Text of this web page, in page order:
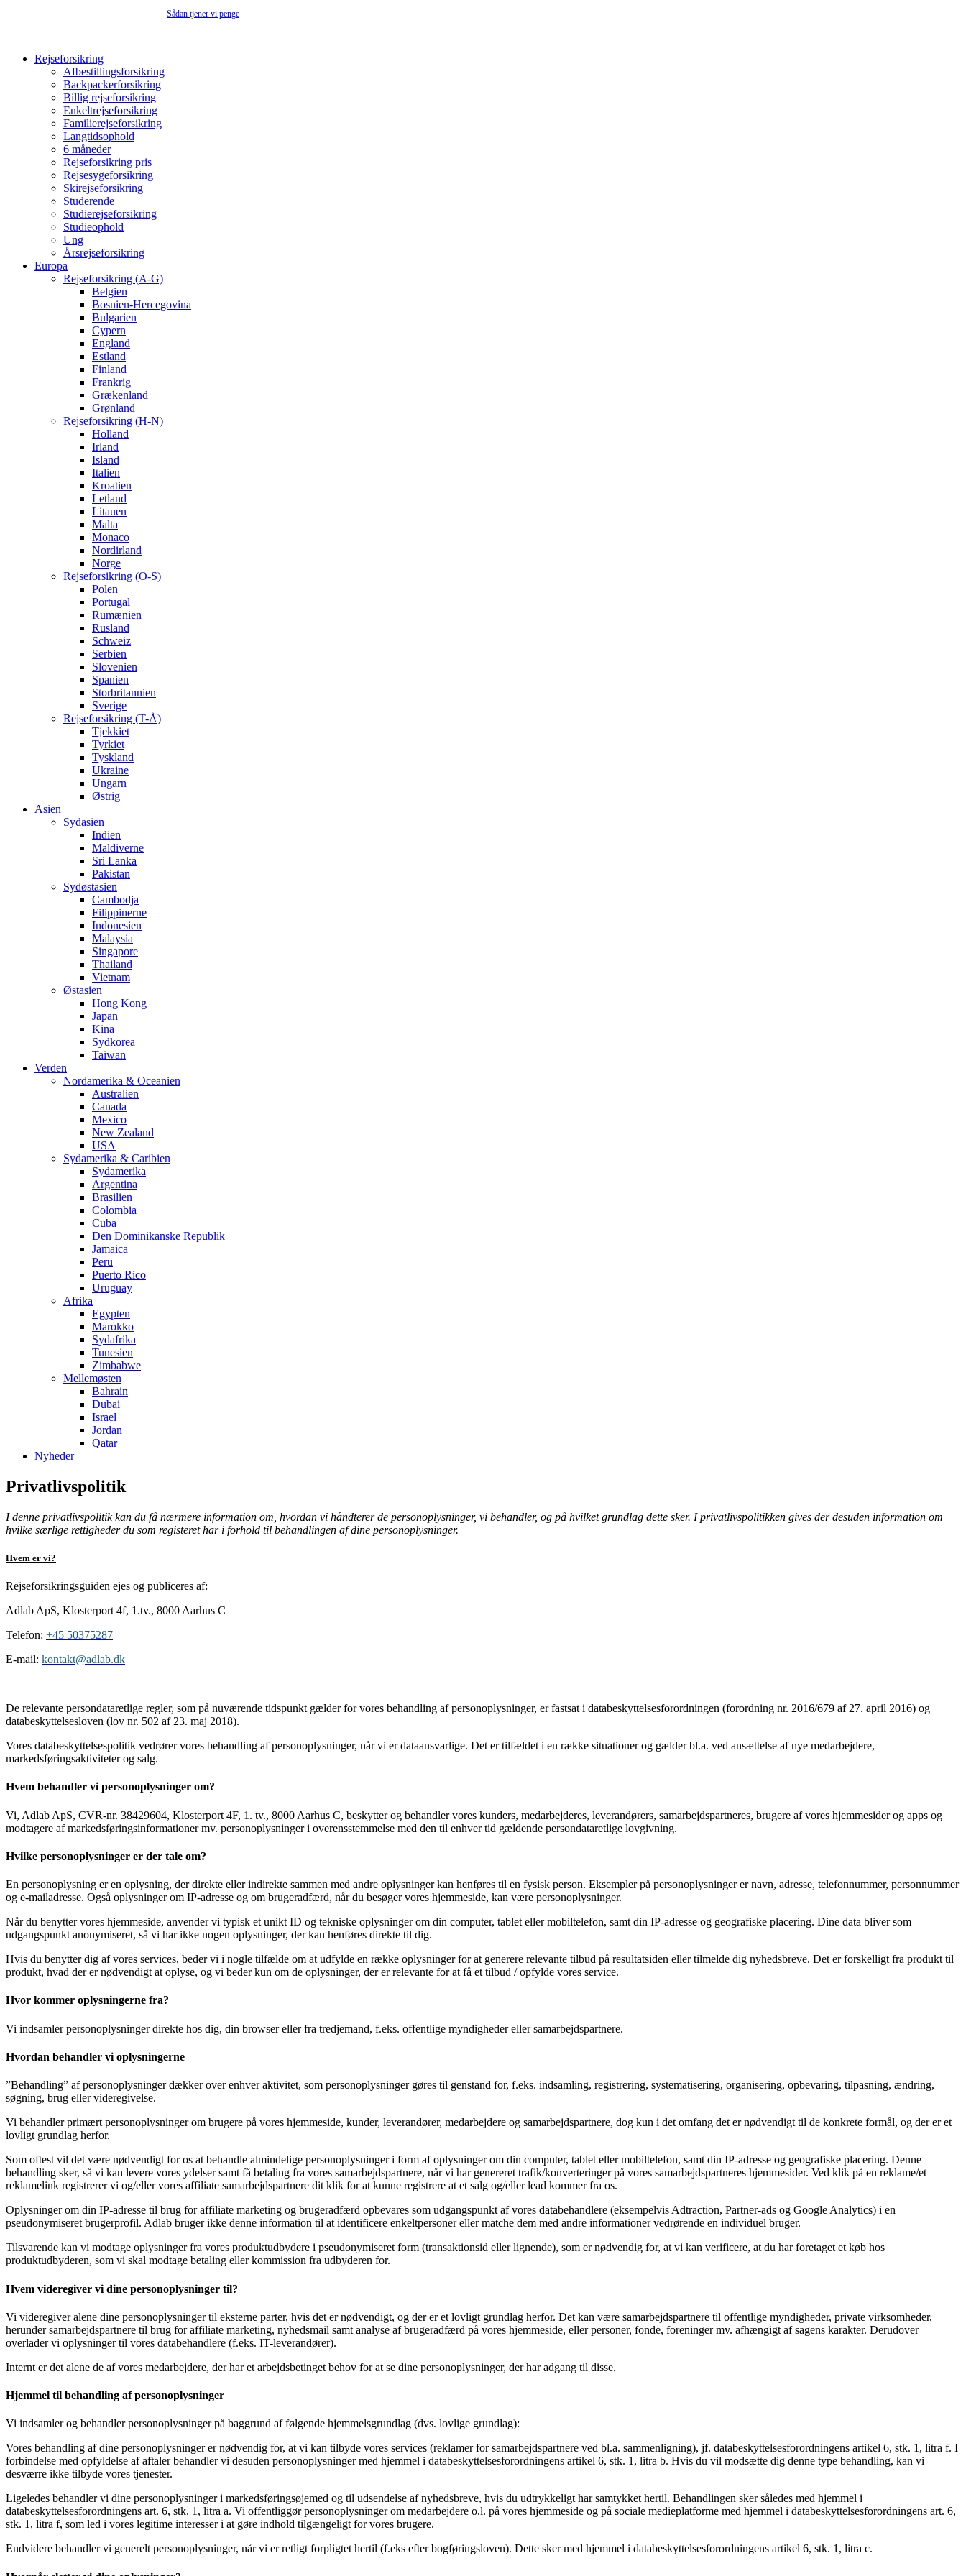
Sådan tjener vi penge
Rejseforsikring
Afbestillingsforsikring
Backpackerforsikring
Billig rejseforsikring
Enkeltrejseforsikring
Familierejseforsikring
Langtidsophold
6 måneder
Rejseforsikring pris
Rejsesygeforsikring
Skirejseforsikring
Studerende
Studierejseforsikring
Studieophold
Ung
Årsrejseforsikring
Europa
Rejseforsikring (A-G)
Belgien
Bosnien-Hercegovina
Bulgarien
Cypern
England
Estland
Finland
Frankrig
Grækenland
Grønland
Rejseforsikring (H-N)
Holland
Irland
Island
Italien
Kroatien
Letland
Litauen
Malta
Monaco
Nordirland
Norge
Rejseforsikring (O-S)
Polen
Portugal
Rumænien
Rusland
Schweiz
Serbien
Slovenien
Spanien
Storbritannien
Sverige
Rejseforsikring (T-Å)
Tjekkiet
Tyrkiet
Tyskland
Ukraine
Ungarn
Østrig
Asien
Sydasien
Indien
Maldiverne
Sri Lanka
Pakistan
Sydøstasien
Cambodja
Filippinerne
Indonesien
Malaysia
Singapore
Thailand
Vietnam
Østasien
Hong Kong
Japan
Kina
Sydkorea
Taiwan
Verden
Nordamerika & Oceanien
Australien
Canada
Mexico
New Zealand
USA
Sydamerika & Caribien
Sydamerika
Argentina
Brasilien
Colombia
Cuba
Den Dominikanske Republik
Jamaica
Peru
Puerto Rico
Uruguay
Afrika
Egypten
Marokko
Sydafrika
Tunesien
Zimbabwe
Mellemøsten
Bahrain
Dubai
Israel
Jordan
Qatar
Nyheder
Privatlivspolitik
I denne privatlivspolitik kan du få nærmere information om, hvordan vi håndterer de personoplysninger, vi behandler, og på hvilket grundlag dette sker. I privatlivspolitikken gives der desuden information om
hvilke særlige rettigheder du som registeret har i forhold til behandlingen af dine personoplysninger.
Hvem er vi?
Rejseforsikringsguiden ejes og publiceres af:
Adlab ApS, Klosterport 4f, 1.tv., 8000 Aarhus C
Telefon: +45 50375287
E-mail: kontakt@adlab.dk
—
De relevante persondataretlige regler, som på nuværende tidspunkt gælder for vores behandling af personoplysninger, er fastsat i databeskyttelsesforordningen (forordning nr. 2016/679 af 27. april 2016) og
databeskyttelsesloven (lov nr. 502 af 23. maj 2018).
Vores databeskyttelsespolitik vedrører vores behandling af personoplysninger, når vi er dataansvarlige. Det er tilfældet i en række situationer og gælder bl.a. ved ansættelse af nye medarbejdere,
markedsføringsaktiviteter og salg.
Hvem behandler vi personoplysninger om?
Vi, Adlab ApS, CVR-nr. 38429604, Klosterport 4F, 1. tv., 8000 Aarhus C, beskytter og behandler vores kunders, medarbejderes, leverandørers, samarbejdspartneres, brugere af vores hjemmesider og apps og
modtagere af markedsføringsinformationer mv. personoplysninger i overensstemmelse med den til enhver tid gældende persondataretlige lovgivning.
Hvilke personoplysninger er der tale om?
En personoplysning er en oplysning, der direkte eller indirekte sammen med andre oplysninger kan henføres til en fysisk person. Eksempler på personoplysninger er navn, adresse, telefonnummer, personnummer
og e-mailadresse. Også oplysninger om IP-adresse og om brugeradfærd, når du besøger vores hjemmeside, kan være personoplysninger.
Når du benytter vores hjemmeside, anvender vi typisk et unikt ID og tekniske oplysninger om din computer, tablet eller mobiltelefon, samt din IP-adresse og geografiske placering. Dine data bliver som
udgangspunkt anonymiseret, så vi har ikke nogen oplysninger, der kan henføres direkte til dig.
Hvis du benytter dig af vores services, beder vi i nogle tilfælde om at udfylde en række oplysninger for at generere relevante tilbud på resultatsiden eller tilmelde dig nyhedsbreve. Det er forskelligt fra produkt til
produkt, hvad der er nødvendigt at oplyse, og vi beder kun om de oplysninger, der er relevante for at få et tilbud / opfylde vores service.
Hvor kommer oplysningerne fra?
Vi indsamler personoplysninger direkte hos dig, din browser eller fra tredjemand, f.eks. offentlige myndigheder eller samarbejdspartnere.
Hvordan behandler vi oplysningerne
”Behandling” af personoplysninger dækker over enhver aktivitet, som personoplysninger gøres til genstand for, f.eks. indsamling, registrering, systematisering, organisering, opbevaring, tilpasning, ændring,
søgning, brug eller videregivelse.
Vi behandler primært personoplysninger om brugere på vores hjemmeside, kunder, leverandører, medarbejdere og samarbejdspartnere, dog kun i det omfang det er nødvendigt til de konkrete formål, og der er et
lovligt grundlag herfor.
Som oftest vil det være nødvendigt for os at behandle almindelige personoplysninger i form af oplysninger om din computer, tablet eller mobiltelefon, samt din IP-adresse og geografiske placering. Denne
behandling sker, så vi kan levere vores ydelser samt få betaling fra vores samarbejdspartnere, når vi har genereret trafik/konverteringer på vores samarbejdspartneres hjemmesider. Ved klik på en reklame/et
reklamelink registrerer vi og/eller vores affiliate samarbejdspartnere dit klik for at kunne registrere at et salg og/eller lead kommer fra os.
Oplysninger om din IP-adresse til brug for affiliate marketing og brugeradfærd opbevares som udgangspunkt af vores databehandlere (eksempelvis Adtraction, Partner-ads og Google Analytics) i en
pseudonymiseret brugerprofil. Adlab bruger ikke denne information til at identificere enkeltpersoner eller matche dem med andre informationer vedrørende en individuel bruger.
Tilsvarende kan vi modtage oplysninger fra vores produktudbydere i pseudonymiseret form (transaktionsid eller lignende), som er nødvendig for, at vi kan verificere, at du har foretaget et køb hos
produktudbyderen, som vi skal modtage betaling eller kommission fra udbyderen for.
Hvem videregiver vi dine personoplysninger til?
Vi videregiver alene dine personoplysninger til eksterne parter, hvis det er nødvendigt, og der er et lovligt grundlag herfor. Det kan være samarbejdspartnere til offentlige myndigheder, private virksomheder,
herunder samarbejdspartnere til brug for affiliate marketing, nyhedsmail samt analyse af brugeradfærd på vores hjemmeside, eller personer, fonde, foreninger mv. afhængigt af sagens karakter. Derudover
overlader vi oplysninger til vores databehandlere (f.eks. IT-leverandører).
Internt er det alene de af vores medarbejdere, der har et arbejdsbetinget behov for at se dine personoplysninger, der har adgang til disse.
Hjemmel til behandling af personoplysninger
Vi indsamler og behandler personoplysninger på baggrund af følgende hjemmelsgrundlag (dvs. lovlige grundlag):
Vores behandling af dine personoplysninger er nødvendig for, at vi kan tilbyde vores services (reklamer for samarbejdspartnere ved bl.a. sammenligning), jf. databeskyttelsesforordningens artikel 6, stk. 1, litra f. I
forbindelse med opfyldelse af aftaler behandler vi desuden personoplysninger med hjemmel i databeskyttelsesforordningens artikel 6, stk. 1, litra b. Hvis du vil modsætte dig denne type behandling, kan vi
desværre ikke tilbyde vores tjenester.
Ligeledes behandler vi dine personoplysninger i markedsføringsøjemed og til udsendelse af nyhedsbreve, hvis du udtrykkeligt har samtykket hertil. Behandlingen sker således med hjemmel i
databeskyttelsesforordningens art. 6, stk. 1, litra a. Vi offentliggør personoplysninger om medarbejdere o.l. på vores hjemmeside og på sociale medieplatforme med hjemmel i databeskyttelsesforordningens art. 6,
stk. 1, litra f, som led i vores legitime interesser i at gøre indhold tilgængeligt for vores brugere.
Endvidere behandler vi generelt personoplysninger, når vi er retligt forpligtet hertil (f.eks efter bogføringsloven). Dette sker med hjemmel i databeskyttelsesforordningens artikel 6, stk. 1, litra c.